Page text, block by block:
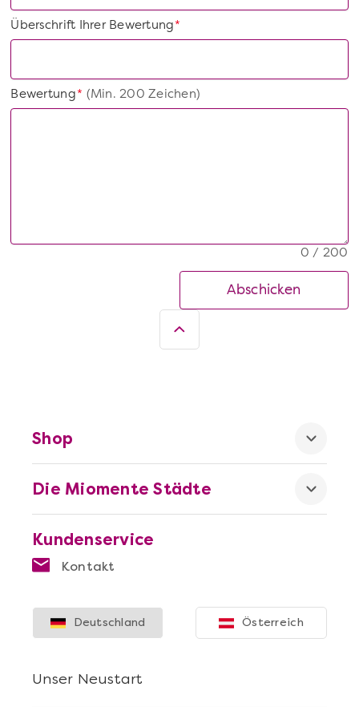
*
Überschrift Ihrer Bewertung
*
Bewertung(Min. 200 Zeichen)
0 / 200
Abschicken
Kundenservice
Kontakt
Die Miomente Städte
Shop
Unser Neustart
Deutschland Österreich